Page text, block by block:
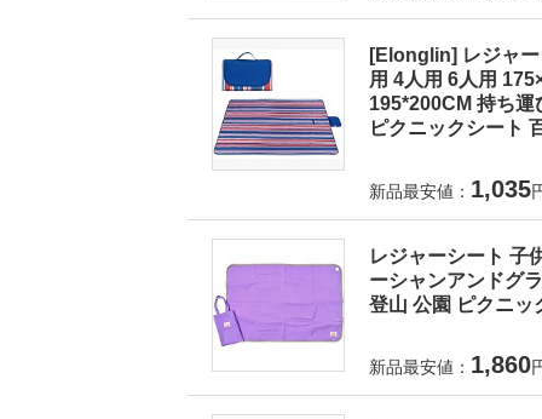
[Elonglin] レジャ
用 4人用 6人用
195*200CM 持ち運
ピクニックシート
新品最安値： 1,035
レジャーシート 子
ーシャンアンドグ
登山 公園 ピクニッ
新品最安値： 1,860